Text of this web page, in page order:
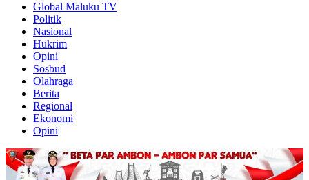
Global Maluku TV
Politik
Nasional
Hukrim
Opini
Sosbud
Olahraga
Berita
Regional
Ekonomi
Opini